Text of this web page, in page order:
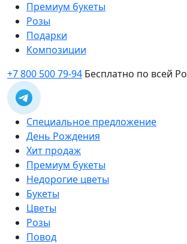
Премиум букеты
Розы
Подарки
Композиции
+7 800 500 79-94 Бесплатно по всей
Специальное предложение
День Рождения
Хит продаж
Премиум букеты
Недорогие цветы
Букеты
Цветы
Розы
Повод